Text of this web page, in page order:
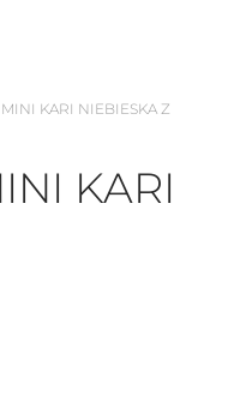
KARI NIEBIESKA Z
KARI